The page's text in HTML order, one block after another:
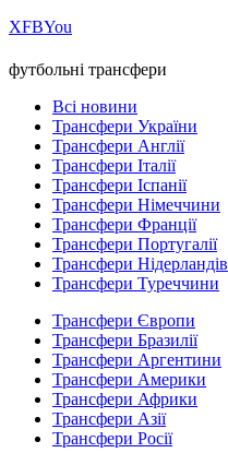
ХFBYou
футбольні трансфери
Всі новини
Трансфери України
Трансфери Англії
Трансфери Італії
Трансфери Іспанії
Трансфери Німеччини
Трансфери Франції
Трансфери Португалії
Трансфери Нідерландів
Трансфери Туреччини
Трансфери Європи
Трансфери Бразилії
Трансфери Аргентини
Трансфери Америки
Трансфери Африки
Трансфери Азії
Трансфери Росії